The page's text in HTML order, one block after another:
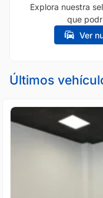
Explora nuestra
que
Ver
Últimos